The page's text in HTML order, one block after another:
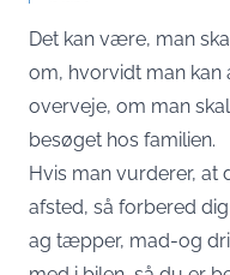
Det kan være, man
om, hvorvidt man kan
overveje, om man
besøget hos familien.
Hvis man vurderer, at
afsted, så forbered dig
ag tæpper, mad-og